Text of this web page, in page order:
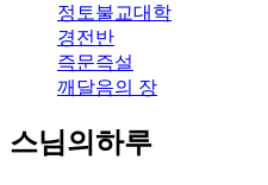
정토불교대학
경전반
즉문즉설
깨달음의 장
스님의하루